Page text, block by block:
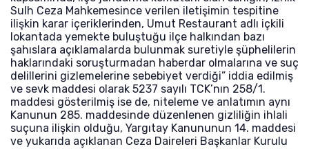
Sulh Ceza Mahkemesince verilen iletişimin tespitine
ilişkin karar içeriklerinden, Umut Restaurant adlı içkili
lokantada yemekte buluştuğu ilçe halkından bazı
şahıslara açıklamalarda bulunmak suretiyle şüphelilerin
haklarındaki soruşturmadan haberdar olmalarına ve suç
delillerini gizlemelerine sebebiyet verdiği” iddia edilmiş
ve sevk maddesi olarak 5237 sayılı TCK’nın 258/1.
maddesi gösterilmiş ise de, niteleme ve anlatımın aynı
Kanunun 285. maddesinde düzenlenen gizliliğin ihlali
suçuna ilişkin olduğu, Yargıtay Kanununun 14. maddesi
ve yukarıda açıklanan Ceza Daireleri Başkanlar Kurulu